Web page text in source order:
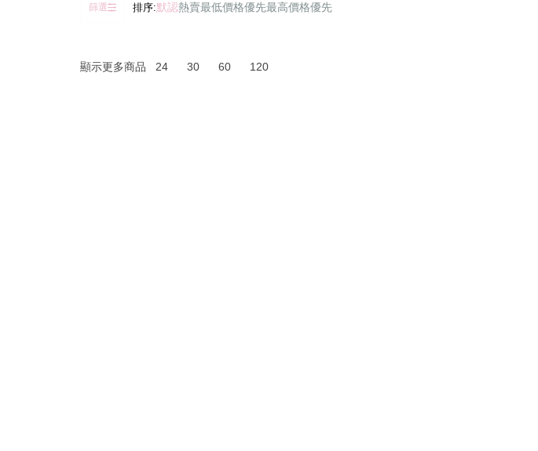
篩選 排序:默認熱賣最低價格優先最高價格優先
顯示更多商品 24 30 60 120